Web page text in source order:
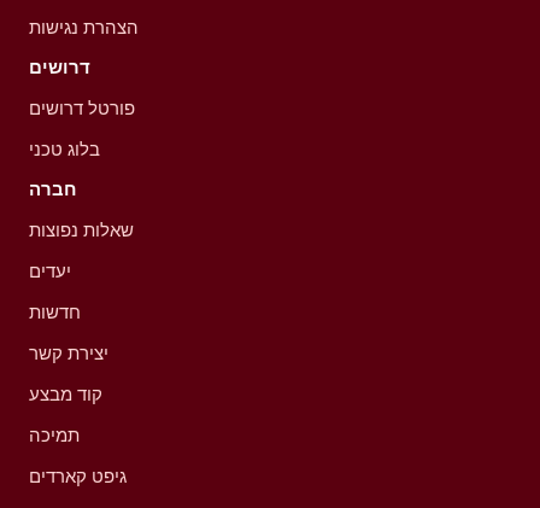
הצהרת נגישות
דרושים
פורטל דרושים
בלוג טכני
חברה
שאלות נפוצות
יעדים
חדשות
יצירת קשר
קוד מבצע
תמיכה
גיפט קארדים